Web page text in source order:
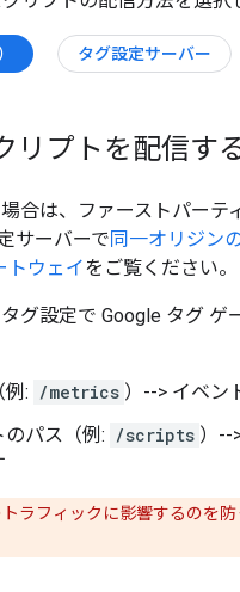
タグ設定サーバー
リプトを配信す
合は、ファーストパー
サーバーで同一オリジン
トウェイをご覧ください。
グ設定で Google タグ
: /metrics ）--> イベン
パス（例: /scripts ）--
ラフィックに影響するのを